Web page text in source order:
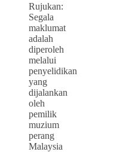
Rujukan:
Segala
maklumat
adalah
diperoleh
melalui
penyelidikan
yang
dijalankan
oleh
pemilik
muzium
perang
Malaysia